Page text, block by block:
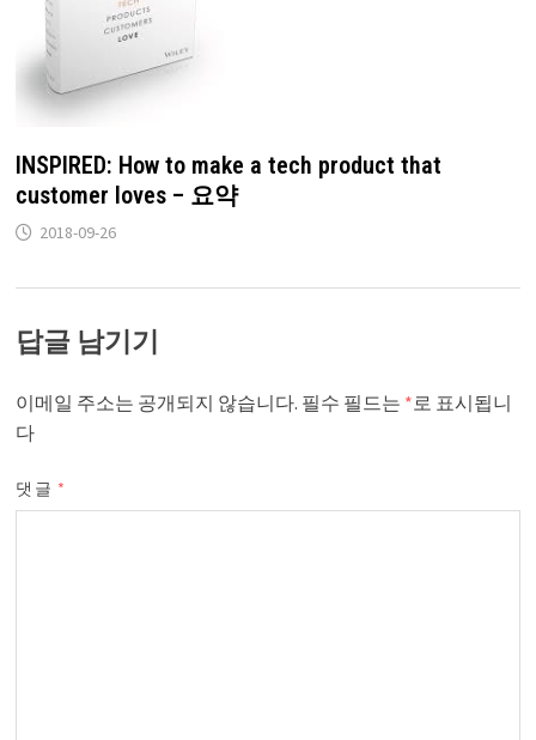
INSPIRED: How to make a tech product that
customer loves – 요약
2018-09-26
답글 남기기
이메일 주소는 공개되지 않습니다. 필수 필드는 * 로 표시됩니
다
댓글 *